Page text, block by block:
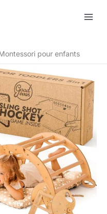
pour enfants